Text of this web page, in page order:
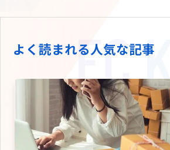
海外進出・現地
よく読まれる人気な記事